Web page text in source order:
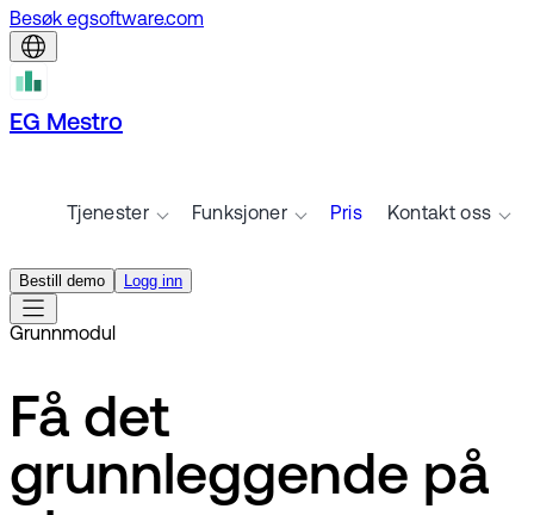
Besøk egsoftware.com
EG Mestro
Tjenester Funksjoner Pris Kontakt oss
Bestill demo Logg inn
Grunnmodul
Få det
grunnleggende på